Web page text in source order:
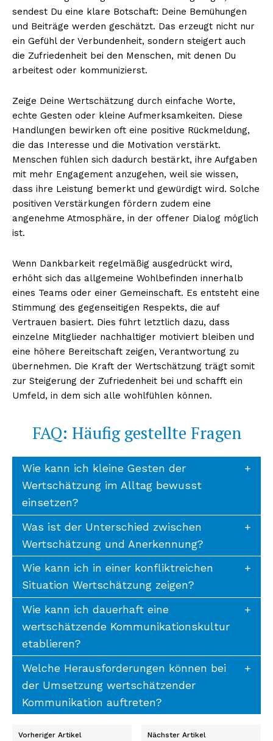
sendest Du eine klare Botschaft: Deine Bemühungen
und Beiträge werden geschätzt. Das erzeugt nicht nur
ein Gefühl der Verbundenheit, sondern steigert auch
die Zufriedenheit bei den Menschen, mit denen Du
arbeitest oder kommunizierst.
Zeige Deine Wertschätzung durch einfache Worte,
echte Gesten oder kleine Aufmerksamkeiten. Diese
Handlungen bewirken oft eine positive Rückmeldung,
die das Interesse und die Motivation verstärkt.
Menschen fühlen sich dadurch bestärkt, ihre Aufgaben
mit mehr Engagement anzugehen, weil sie wissen,
dass ihre Leistung bemerkt und gewürdigt wird. Solche
positiven Verstärkungen fördern zudem eine
angenehme Atmosphäre, in der offener Dialog möglich
ist.
Wenn Dankbarkeit regelmäßig ausgedrückt wird,
erhöht sich das allgemeine Wohlbefinden innerhalb
eines Teams oder einer Gemeinschaft. Es entsteht eine
Stimmung des gegenseitigen Respekts, die auf
Vertrauen basiert. Dies führt letztlich dazu, dass
einzelne Mitglieder nachhaltiger motiviert bleiben und
eine höhere Bereitschaft zeigen, Verantwortung zu
übernehmen. Die Kraft der Wertschätzung trägt somit
zur Steigerung der Zufriedenheit bei und schafft ein
Umfeld, in dem sich alle wohlfühlen können.
FAQ: Häufig gestellte Fragen
Wie kann ich kleine Gesten der
Wertschätzung im Alltag bewusst
einsetzen?
Was ist der Unterschied zwischen
Wertschätzung und Anerkennung?
Wie kann ich in einer konfliktreichen
Situation Wertschätzung zeigen?
Wie kann ich dauerhaft eine
wertschätzende Kommunikationskultur
etablieren?
Welche Herausforderungen können bei
der Umsetzung wertschätzender
Kommunikation auftreten?
Vorheriger Artikel Nächster Artikel